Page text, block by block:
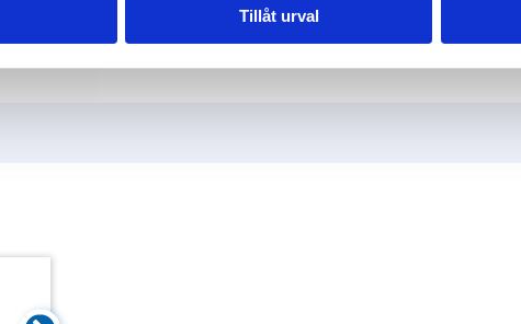
Tillåt urval
elnätet, men det finns också USB-
gränstvister eller fastighetsköp.